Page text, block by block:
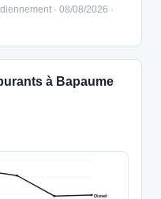
· 08/08/2026 ·
à Bapaume
Diesel